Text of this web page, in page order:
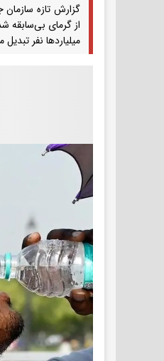
گزارش تازه
از گرمای بی‌سابقه
میلیاردها نفر